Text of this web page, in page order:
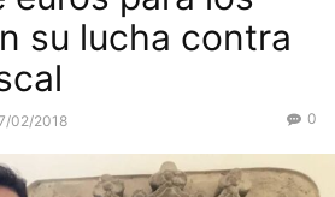
su lucha contra
02/2018 0